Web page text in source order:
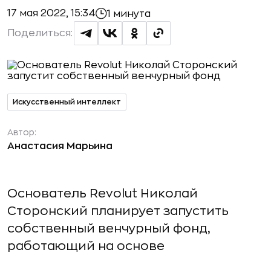
17 мая 2022, 15:34 1 минута
Поделиться:
Искусственный интеллект
Автор:
Анастасия Марьина
Основатель Revolut Николай
Сторонский планирует запустить
собственный венчурный фонд,
работающий на основе